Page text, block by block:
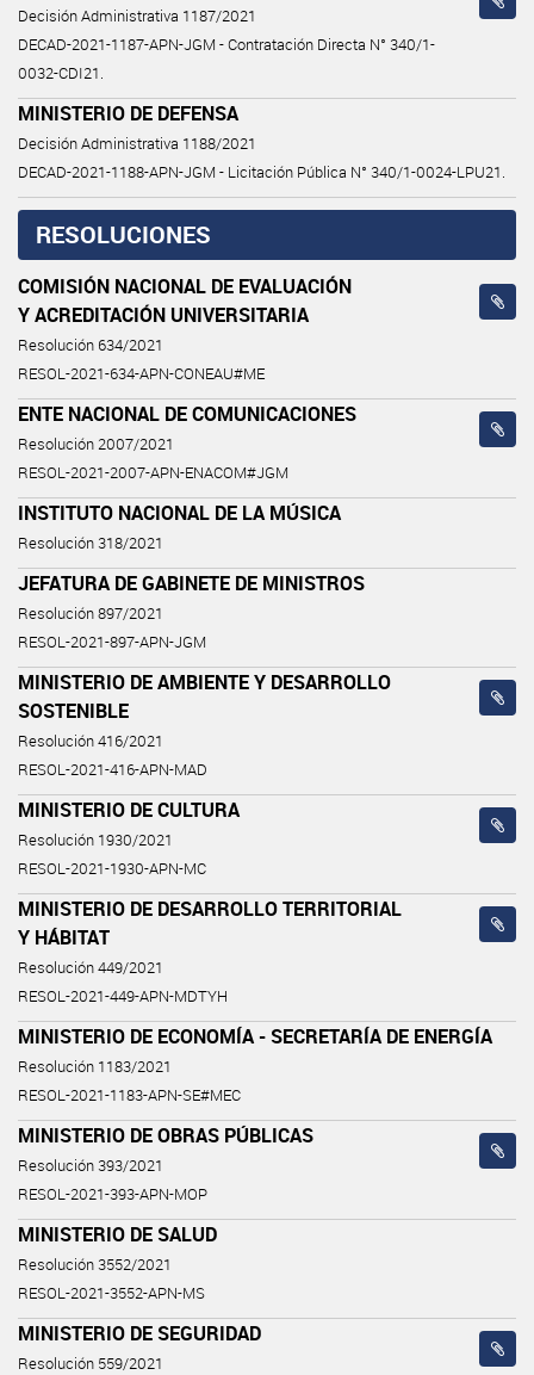
Decisión Administrativa 1187/2021
DECAD-2021-1187-APN-JGM - Contratación Directa N° 340/1-
0032-CDI21.
MINISTERIO DE DEFENSA
Decisión Administrativa 1188/2021
DECAD-2021-1188-APN-JGM - Licitación Pública N° 340/1-0024-LPU21.
RESOLUCIONES
COMISIÓN NACIONAL DE EVALUACIÓN
Y ACREDITACIÓN UNIVERSITARIA
Resolución 634/2021
RESOL-2021-634-APN-CONEAU#ME
ENTE NACIONAL DE COMUNICACIONES
Resolución 2007/2021
RESOL-2021-2007-APN-ENACOM#JGM
INSTITUTO NACIONAL DE LA MÚSICA
Resolución 318/2021
JEFATURA DE GABINETE DE MINISTROS
Resolución 897/2021
RESOL-2021-897-APN-JGM
MINISTERIO DE AMBIENTE Y DESARROLLO
SOSTENIBLE
Resolución 416/2021
RESOL-2021-416-APN-MAD
MINISTERIO DE CULTURA
Resolución 1930/2021
RESOL-2021-1930-APN-MC
MINISTERIO DE DESARROLLO TERRITORIAL
Y HÁBITAT
Resolución 449/2021
RESOL-2021-449-APN-MDTYH
MINISTERIO DE ECONOMÍA - SECRETARÍA DE ENERGÍA
Resolución 1183/2021
RESOL-2021-1183-APN-SE#MEC
MINISTERIO DE OBRAS PÚBLICAS
Resolución 393/2021
RESOL-2021-393-APN-MOP
MINISTERIO DE SALUD
Resolución 3552/2021
RESOL-2021-3552-APN-MS
MINISTERIO DE SEGURIDAD
Resolución 559/2021